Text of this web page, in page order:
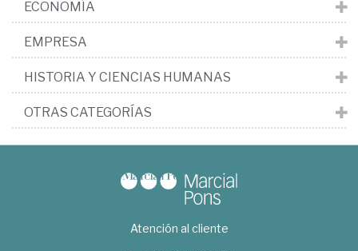
ECONOMÍA
EMPRESA
HISTORIA Y CIENCIAS HUMANAS
OTRAS CATEGORÍAS
Atención al cliente